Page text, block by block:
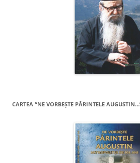
CARTEA “NE VORBEŞTE PĂRINTELE